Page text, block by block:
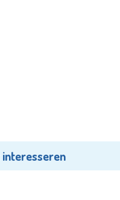
interesseren